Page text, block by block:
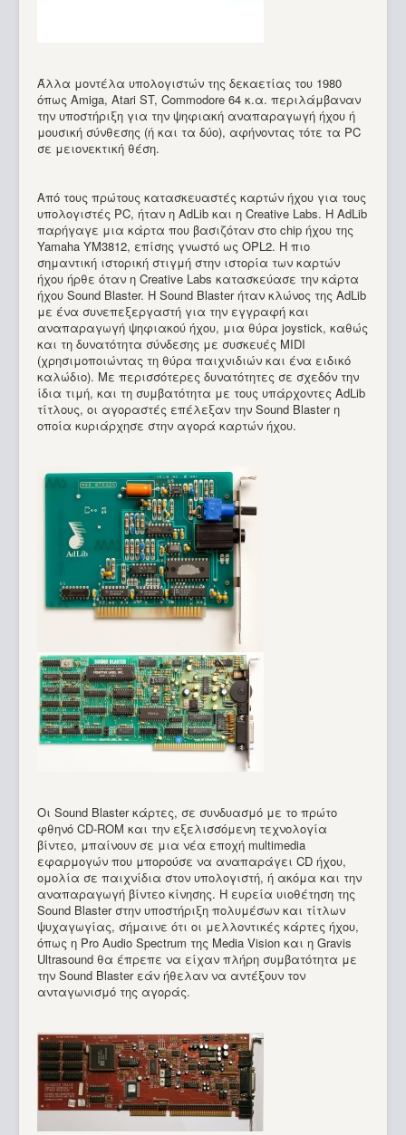
Άλλα μοντέλα υπολογιστών της δεκαετίας του 1980
όπως Amiga, Atari ST, Commodore 64 κ.α. περιλάμβαναν
την υποστήριξη για την ψηφιακή αναπαραγωγή ήχου ή
μουσική σύνθεσης (ή και τα δύο), αφήνοντας τότε τα PC
σε μειονεκτική θέση.
Από τους πρώτους κατασκευαστές καρτών ήχου για τους
υπολογιστές PC, ήταν η AdLib και η Creative Labs. Η AdLib
παρήγαγε μια κάρτα που βασιζόταν στο chip ήχου της
Yamaha YM3812, επίσης γνωστό ως OPL2. Η πιο
σημαντική ιστορική στιγμή στην ιστορία των καρτών
ήχου ήρθε όταν η Creative Labs κατασκεύασε την κάρτα
ήχου Sound Blaster. Η Sound Blaster ήταν κλώνος της AdLib
με ένα συνεπεξεργαστή για την εγγραφή και
αναπαραγωγή ψηφιακού ήχου, μια θύρα joystick, καθώς
και τη δυνατότητα σύνδεσης με συσκευές MIDI
(χρησιμοποιώντας τη θύρα παιχνιδιών και ένα ειδικό
καλώδιο). Με περισσότερες δυνατότητες σε σχεδόν την
ίδια τιμή, και τη συμβατότητα με τους υπάρχοντες AdLib
τίτλους, οι αγοραστές επέλεξαν την Sound Blaster η
οποία κυριάρχησε στην αγορά καρτών ήχου.
Οι Sound Blaster κάρτες, σε συνδυασμό με το πρώτο
φθηνό CD-ROM και την εξελισσόμενη τεχνολογία
βίντεο, μπαίνουν σε μια νέα εποχή multimedia
εφαρμογών που μπορούσε να αναπαράγει CD ήχου,
ομολία σε παιχνίδια στον υπολογιστή, ή ακόμα και την
αναπαραγωγή βίντεο κίνησης. Η ευρεία υιοθέτηση της
Sound Blaster στην υποστήριξη πολυμέσων και τίτλων
ψυχαγωγίας, σήμαινε ότι οι μελλοντικές κάρτες ήχου,
όπως η Pro Audio Spectrum της Media Vision και η Gravis
Ultrasound θα έπρεπε να είχαν πλήρη συμβατότητα με
την Sound Blaster εάν ήθελαν να αντέξουν τον
ανταγωνισμό της αγοράς.